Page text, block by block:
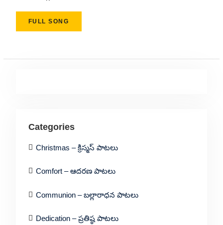
FULL SONG
Categories
Christmas – క్రిస్మస్ పాటలు
Comfort – ఆదరణ పాటలు
Communion – బల్లారాధన పాటలు
Dedication – ప్రతిష్ఠ పాటలు